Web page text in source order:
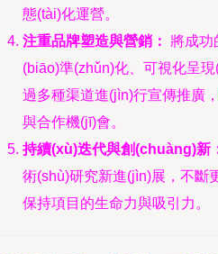
態(tài)化運營。
注重品牌塑造與營銷：
將成功
(biāo)準(zhǔn)化、可視化呈
過多種渠道進(jìn)行宣傳推廣
與合作機(jī)會。
持續(xù)迭代與創(chuàng)新
術(shù)研究新進(jìn)展，不斷
保持項目的生命力與吸引力。